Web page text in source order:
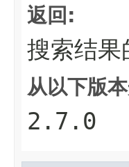
返回:
搜索结果
从以下版
2.7.0